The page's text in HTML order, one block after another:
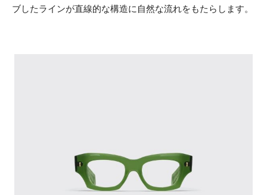
ブしたラインが直線的な構造に自然な流れをもたらします。